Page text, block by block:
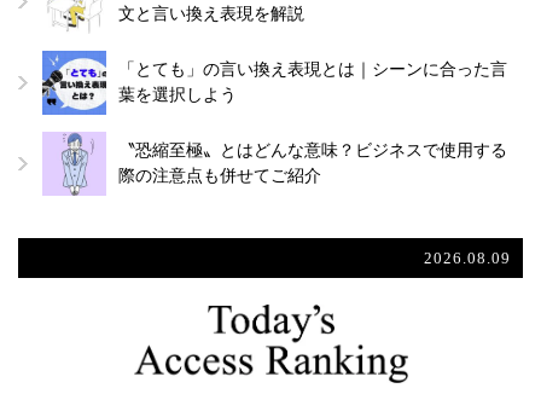
文と言い換え表現を解説
「とても」の言い換え表現とは｜シーンに合った言
葉を選択しよう
〝恐縮至極〟とはどんな意味？ビジネスで使用する
際の注意点も併せてご紹介
2026.08.09